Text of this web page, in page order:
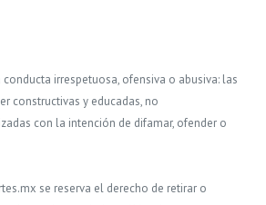
irrespetuosa, ofensiva o abusiva: las
constructivas y educadas, no
con la intención de difamar, ofender o
se reserva el derecho de retirar o